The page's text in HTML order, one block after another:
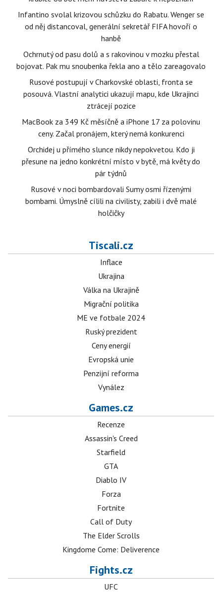
Infantino svolal krizovou schůzku do Rabatu. Wenger se
od něj distancoval, generální sekretář FIFA hovoří o
hanbě
Ochrnutý od pasu dolů a s rakovinou v mozku přestal
bojovat. Pak mu snoubenka řekla ano a tělo zareagovalo
Rusové postupují v Charkovské oblasti, fronta se
posouvá. Vlastní analytici ukazují mapu, kde Ukrajinci
ztrácejí pozice
MacBook za 349 Kč měsíčně a iPhone 17 za polovinu
ceny. Začal pronájem, který nemá konkurenci
Orchidej u přímého slunce nikdy nepokvetou. Kdo ji
přesune na jedno konkrétní místo v bytě, má květy do
pár týdnů
Rusové v noci bombardovali Sumy osmi řízenými
bombami. Úmyslně cílili na civilisty, zabili i dvě malé
holčičky
Tiscali.cz
Inflace
Ukrajina
Válka na Ukrajině
Migrační politika
ME ve fotbale 2024
Ruský prezident
Ceny energií
Evropská unie
Penzijní reforma
Vynález
Games.cz
Recenze
Assassin's Creed
Starfield
GTA
Diablo IV
Forza
Fortnite
Call of Duty
The Elder Scrolls
Kingdome Come: Deliverence
Fights.cz
UFC